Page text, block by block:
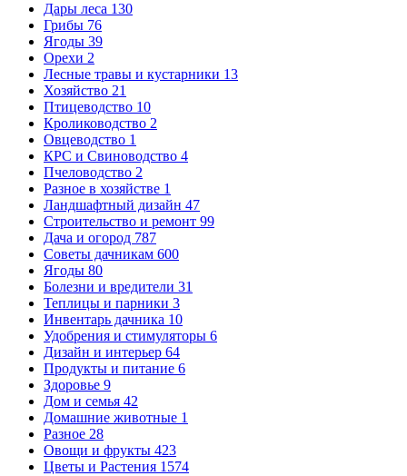
Дары леса 130
Грибы 76
Ягоды 39
Орехи 2
Лесные травы и кустарники 13
Хозяйство 21
Птицеводство 10
Кролиководство 2
Овцеводство 1
КРС и Свиноводство 4
Пчеловодство 2
Разное в хозяйстве 1
Ландшафтный дизайн 47
Строительство и ремонт 99
Дача и огород 787
Советы дачникам 600
Ягоды 80
Болезни и вредители 31
Теплицы и парники 3
Инвентарь дачника 10
Удобрения и стимуляторы 6
Дизайн и интерьер 64
Продукты и питание 6
Здоровье 9
Дом и семья 42
Домашние животные 1
Разное 28
Овощи и фрукты 423
Цветы и Растения 1574